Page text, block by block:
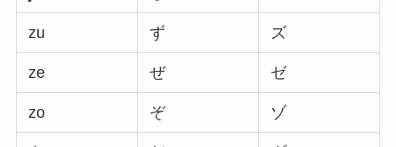
zu ず ズ
ze ぜ ゼ
zo ぞ ゾ